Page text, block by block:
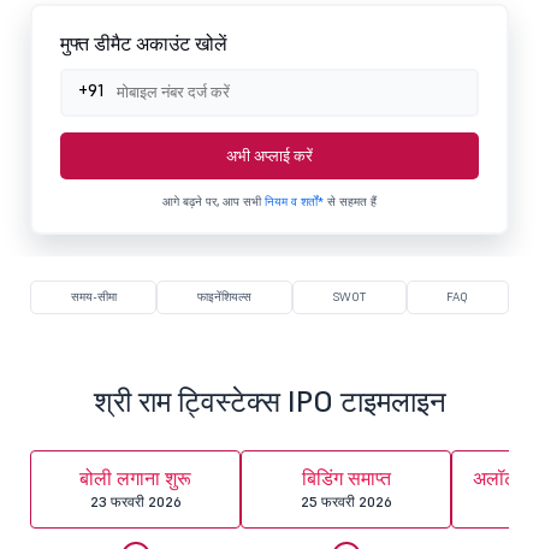
मुफ्त डीमैट अकाउंट खोलें
+91
अभी अप्लाई करें
आगे बढ़ने पर, आप सभीनियम व शर्तों* से सहमत हैं
समय-सीमा फाइनेंशियल्स SWOT FAQ
श्री राम ट्विस्टेक्स IPO टाइमलाइन
बोली लगाना शुरू
23 फरवरी 2026
बिडिंग समाप्त
25 फरवरी 2026